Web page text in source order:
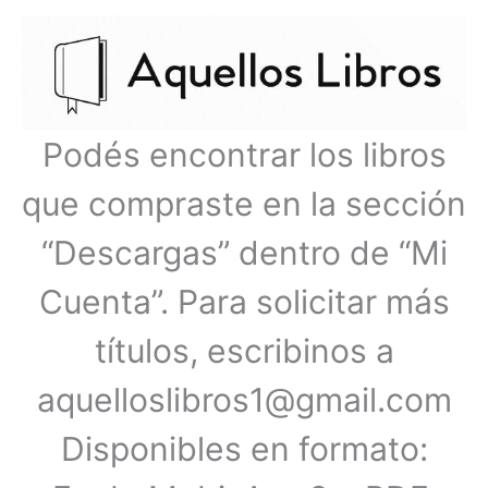
Podés encontrar los libros
que compraste en la sección
“Descargas” dentro de “Mi
Cuenta”. Para solicitar más
títulos, escribinos a
aquelloslibros1@gmail.com
Disponibles en formato:
principal